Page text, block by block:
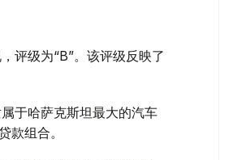
评级为“B”。该评级反映了
于哈萨克斯坦最大的汽车
款组合。